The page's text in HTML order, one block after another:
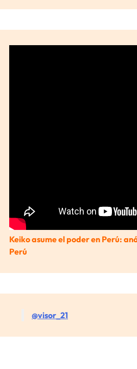
Keiko asume el poder en Perú:
Perú
@visor_21